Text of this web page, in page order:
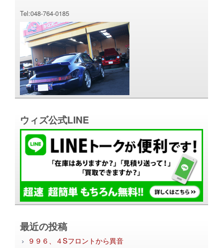
Tel:048-764-0185
ウィズ公式LINE
最近の投稿
９９６、４Sフロントから異音